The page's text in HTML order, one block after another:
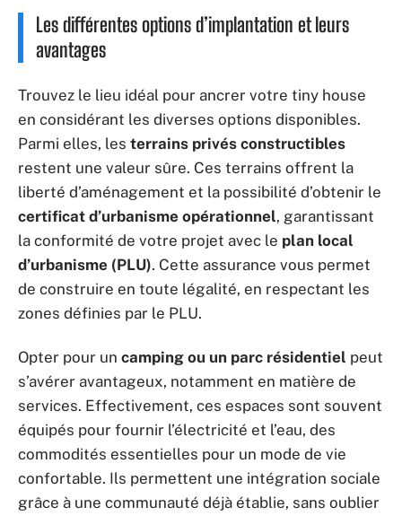
Les différentes options d’implantation et leurs
avantages
Trouvez le lieu idéal pour ancrer votre tiny house
en considérant les diverses options disponibles.
Parmi elles, les terrains privés constructibles
restent une valeur sûre. Ces terrains offrent la
liberté d’aménagement et la possibilité d’obtenir le
certificat d’urbanisme opérationnel, garantissant
la conformité de votre projet avec le plan local
d’urbanisme (PLU). Cette assurance vous permet
de construire en toute légalité, en respectant les
zones définies par le PLU.
Opter pour un camping ou un parc résidentiel peut
s’avérer avantageux, notamment en matière de
services. Effectivement, ces espaces sont souvent
équipés pour fournir l’électricité et l’eau, des
commodités essentielles pour un mode de vie
confortable. Ils permettent une intégration sociale
grâce à une communauté déjà établie, sans oublier